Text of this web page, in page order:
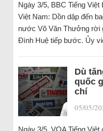
Ngày 3/5, BBC Tiếng
Việt Nam: Dồn dập đến
nước Võ Văn Thưởng rời
Đình Huệ tiếp bước. Ủy
Dù
quốc
chí
05/05/
Ngày 3/5, VOA Tiếng